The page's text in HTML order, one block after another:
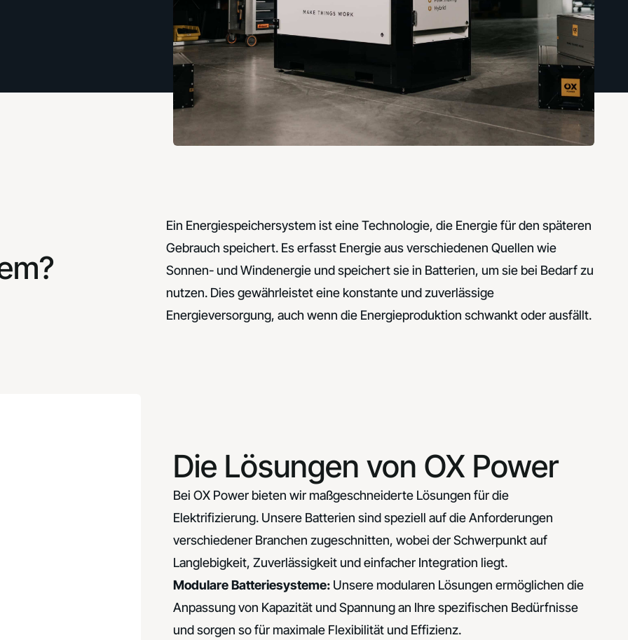
Ein Energiespeichersystem ist eine Technologie, die Energie für den späteren
Gebrauch speichert. Es erfasst Energie aus verschiedenen Quellen wie
Sonnen- und Windenergie und speichert sie in Batterien, um sie bei Bedarf zu
nutzen. Dies gewährleistet eine konstante und zuverlässige
Energieversorgung, auch wenn die Energieproduktion schwankt oder ausfällt.
Die Lösungen von OX Power
Bei OX Power bieten wir maßgeschneiderte Lösungen für die
Elektrifizierung. Unsere Batterien sind speziell auf die Anforderungen
verschiedener Branchen zugeschnitten, wobei der Schwerpunkt auf
Langlebigkeit, Zuverlässigkeit und einfacher Integration liegt.
Modulare Batteriesysteme:Unsere modularen Lösungen ermöglichen die
Anpassung von Kapazität und Spannung an Ihre spezifischen Bedürfnisse
und sorgen so für maximale Flexibilität und Effizienz.